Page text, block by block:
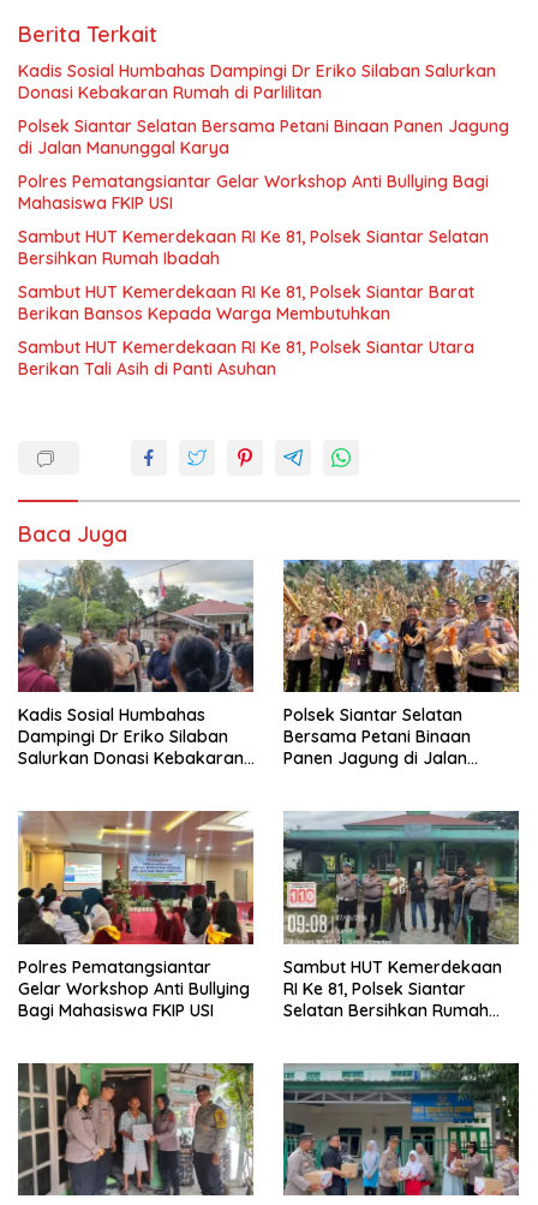
Berita Terkait
Kadis Sosial Humbahas Dampingi Dr Eriko Silaban Salurkan
Donasi Kebakaran Rumah di Parlilitan
Polsek Siantar Selatan Bersama Petani Binaan Panen Jagung
di Jalan Manunggal Karya
Polres Pematangsiantar Gelar Workshop Anti Bullying Bagi
Mahasiswa FKIP USI
Sambut HUT Kemerdekaan RI Ke 81, Polsek Siantar Selatan
Bersihkan Rumah Ibadah
Sambut HUT Kemerdekaan RI Ke 81, Polsek Siantar Barat
Berikan Bansos Kepada Warga Membutuhkan
Sambut HUT Kemerdekaan RI Ke 81, Polsek Siantar Utara
Berikan Tali Asih di Panti Asuhan
Baca Juga
Kadis Sosial Humbahas
Dampingi Dr Eriko Silaban
Salurkan Donasi Kebakaran
Polsek Siantar Selatan
Bersama Petani Binaan
Panen Jagung di Jalan
Polres Pematangsiantar
Gelar Workshop Anti Bullying
Bagi Mahasiswa FKIP USI
Sambut HUT Kemerdekaan
RI Ke 81, Polsek Siantar
Selatan Bersihkan Rumah